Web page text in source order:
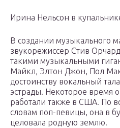
Ирина Нельсон в
В создании музыкального
звукорежиссер Стив
такими музыкальными
Майкл, Элтон Джон, Пол
достоинству вокальный
эстрады. Некоторое время
работали также в США. По
словам поп-певицы, она в
целовала родную землю.